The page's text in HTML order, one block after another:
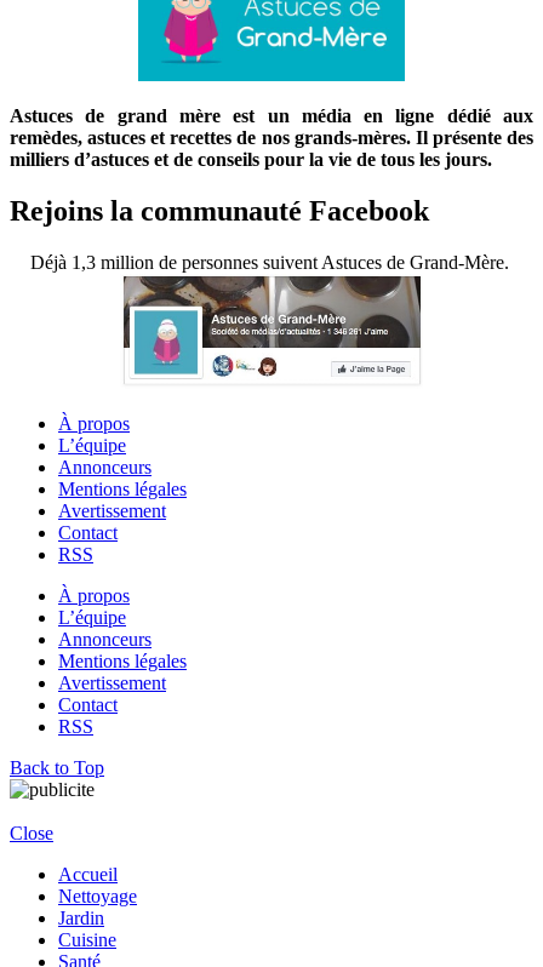
Astuces de grand mère est un média en ligne dédié aux
remèdes, astuces et recettes de nos grands-mères. Il présente des
milliers d’astuces et de conseils pour la vie de tous les jours.
Rejoins la communauté Facebook
Déjà 1,3 million de personnes suivent Astuces de Grand-Mère.
À propos
L’équipe
Annonceurs
Mentions légales
Avertissement
Contact
RSS
À propos
L’équipe
Annonceurs
Mentions légales
Avertissement
Contact
RSS
Back to Top
Close
Accueil
Nettoyage
Jardin
Cuisine
Santé